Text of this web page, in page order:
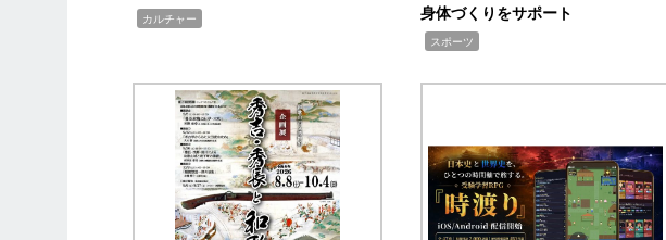
カルチャー
身体づくりをサポート
スポーツ